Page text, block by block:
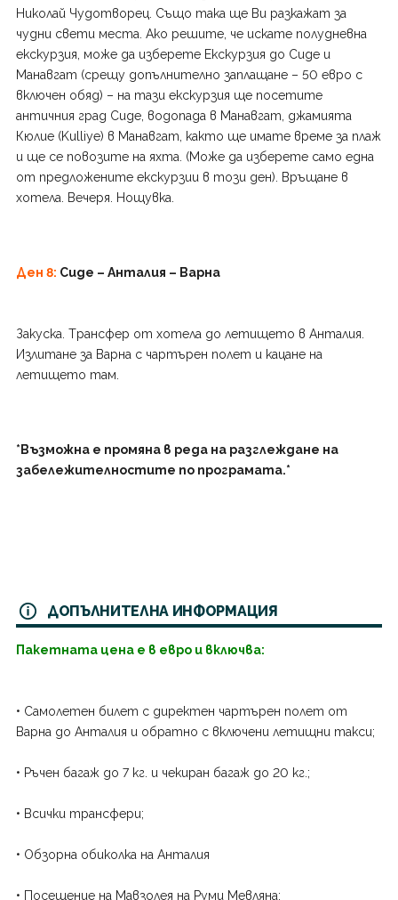
Николай Чудотворец. Също така ще Ви разкажат за
чудни свети места. Ако решите, че искате полудневна
екскурзия, може да изберете Екскурзия до Сиде и
Манавгат (срещу допълнително заплащане – 50 евро с
включен обяд) – на тази екскурзия ще посетите
античния град Сиде, водопада в Манавгат, джамията
Кюлие (Kulliye) в Манавгат, както ще имате време за плаж
и ще се повозите на яхта. (Може да изберете само една
от предложените екскурзии в този ден). Връщане в
хотела. Вечеря. Нощувка.
Ден 8: Сиде – Анталия – Варна
Закуска. Tрансфер от хотела до летището в Анталия.
Излитане за Варна с чартърен полет и кацане на
летището там.
*Възможна е промяна в реда на разглеждане на
забележителностите по програмата.*
ДОПЪЛНИТЕЛНА ИНФОРМАЦИЯ
Пакетната цена е в евро и включва:
• Самолетен билет с директен чартърен полет от
Варна до Анталия и обратно с включени летищни такси;
• Ръчен багаж до 7 кг. и чекиран багаж до 20 кг.;
• Всички трансфери;
• Обзорна обиколка на Анталия
• Посещение на Мавзолея на Руми Мевляна;